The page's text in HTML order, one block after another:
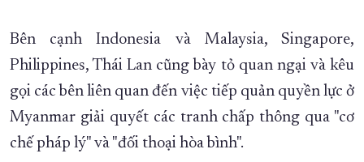
Bên cạnh Indonesia và Malaysia, Singapore,
Philippines, Thái Lan cũng bày tỏ quan ngại và kêu
gọi các bên liên quan đến việc tiếp quản quyền lực ở
Myanmar giải quyết các tranh chấp thông qua "cơ
chế pháp lý" và "đối thoại hòa bình".